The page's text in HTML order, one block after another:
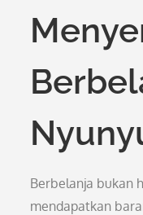
Berbelanja bukan
mendapatkan